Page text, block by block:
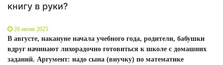
книгу в руки?
26 июня 2025
В августе, накануне начала учебного года, родители, бабушки
вдруг начинают лихорадочно готовиться к школе с домашних
заданий. Аргумент: надо сына (внучку) по математике